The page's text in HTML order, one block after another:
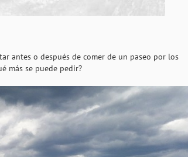
antes o después de comer de un paseo por los
más se puede pedir?